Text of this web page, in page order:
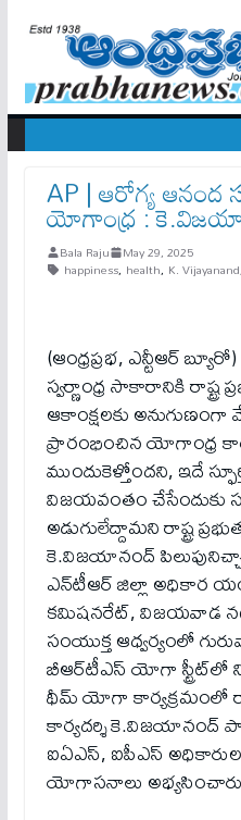
AP | ఆరోగ్య ఆనంద
యోగాంధ్ర :
Bala Raju May 29, 2025
happiness, health, K. Vijayanand,
(ఆంధ్రప్రభ, ఎన్టీఆర్
స్వ‌ర్ణాంధ్ర సాకారానికి రాష్ట్ర
ఆకాంక్ష‌ల‌కు అనుగుణంగా
ప్రారంభించిన యోగాంధ్ర
ముందుకెళ్తోంద‌ని, ఇదే
విజ‌య‌వంతం చేసేందుకు
అడుగులేద్దామ‌ని రాష్ట్ర
కె.విజ‌యానంద్
ఎన్‌టీఆర్ జిల్లా అధికార
క‌మిష‌న‌రేట్‌, విజ‌య‌వాడ
సంయుక్త ఆధ్వ‌ర్యంలో
బీఆర్‌టీఎస్ యోగా స్ట్రీట్‌లో
థీమ్ యోగా కార్య‌క్ర‌మంలో
కార్య‌ద‌ర్శి కె.విజ‌యానంద్
ఐఏఎస్‌, ఐపీఎస్
యోగాస‌నాలు